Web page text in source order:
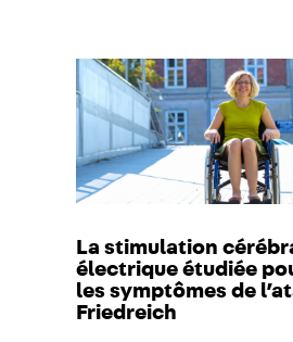
La stimulation
électrique étudiée
les symptômes de
Friedreich